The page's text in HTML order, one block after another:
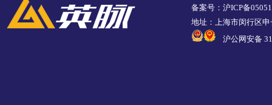
备案号：沪ICP备
地址：上海市闵行区
沪公网安备